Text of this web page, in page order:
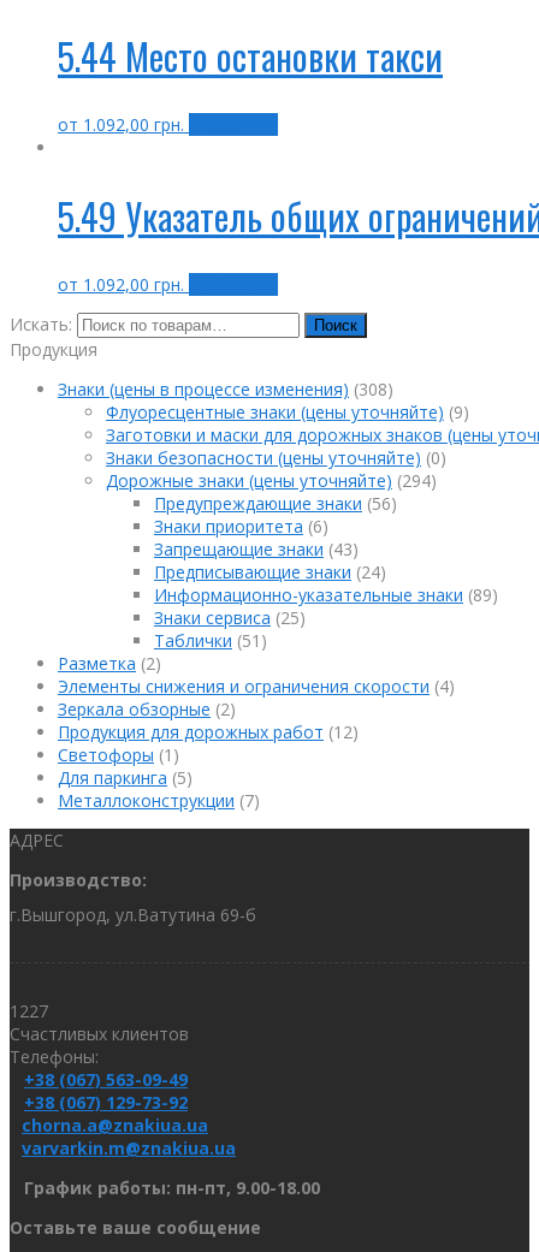
5.44 Место остановки такси
от 1.092,00 грн.
5.49 Указатель общих
от 1.092,00 грн.
Искать:
Поиск
Продукция
Знаки (цены в процессе изменения) (308)
Флуоресцентные знаки (цены уточняйте) (9)
Заготовки и маски для дорожных знаков (цены
Знаки безопасности (цены уточняйте) (0)
Дорожные знаки (цены уточняйте) (294)
Предупреждающие знаки (56)
Знаки приоритета (6)
Запрещающие знаки (43)
Предписывающие знаки (24)
Информационно-указательные знаки (89)
Знаки сервиса (25)
Таблички (51)
Разметка (2)
Элементы снижения и ограничения скорости (4)
Зеркала обзорные (2)
Продукция для дорожных работ (12)
Светофоры (1)
Для паркинга (5)
Металлоконструкции (7)
АДРЕС
Производство:
г.Вышгород, ул.Ватутина 69-б
1227
Счастливых клиентов
Телефоны:
+38 (067) 563-09-49
+38 (067) 129-73-92
chorna.a@znakiua.ua
varvarkin.m@znakiua.ua
График работы: пн-пт, 9.00-18.00
Оставьте ваше сообщение